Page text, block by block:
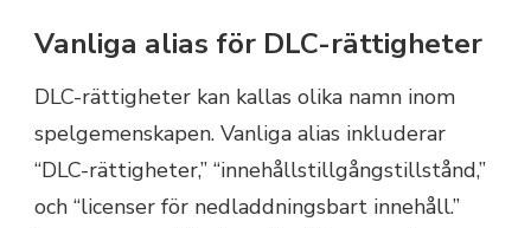
Vanliga alias för DLC-rättigheter
DLC-rättigheter kan kallas olika namn inom
spelgemenskapen. Vanliga alias inkluderar
“DLC-rättigheter,” “innehållstillgångstillstånd,”
och “licenser för nedladdningsbart innehåll.”